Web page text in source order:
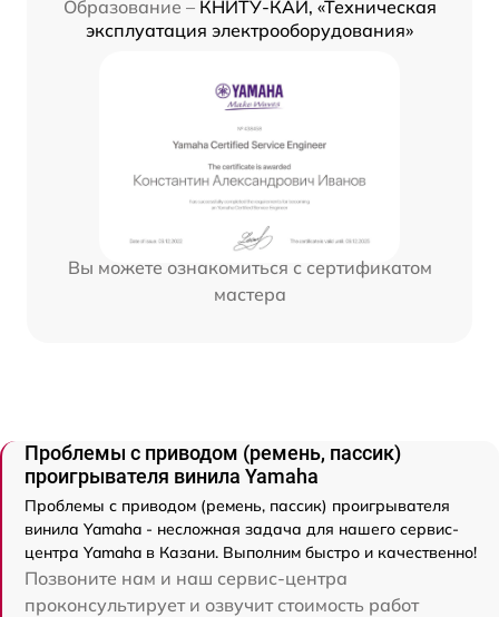
Образование – КНИТУ-КАИ, «Техническая
эксплуатация электрооборудования»
Вы можете ознакомиться с сертификатом
мастера
Проблемы с приводом (ремень, пассик)
проигрывателя винила Yamaha
Проблемы с приводом (ремень, пассик) проигрывателя
винила Yamaha - несложная задача для нашего сервис-
центра Yamaha в Казани. Выполним быстро и качественно!
Позвоните нам и наш сервис-центра
проконсультирует и озвучит стоимость работ